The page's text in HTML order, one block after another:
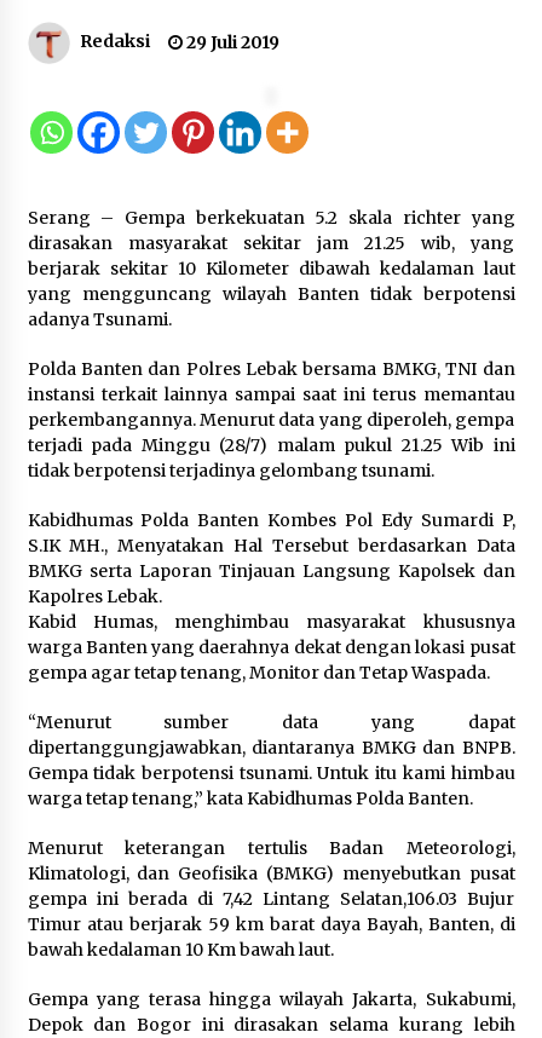
Dukung Ekosistem Kendaraan
Listrik, Wapres Dorong Link and
5 Agustus 2026
Marak Kecelakaan Kapal, Puan
Soroti Minimnya Faktor Keamanan
Transportasi Laut
5 Agustus 2026
Di Forum Internasional Majelis
Persaudaraan Manusia, Megawati
Soekarnoputri Tegaskan
Kepemimpinan Perempuan Bukan
Dominasi, Tapi Merawat Dan
Merangkul
5 Agustus 2026
NTT, Ahmad Ali: Karya dan
Pengabdiannya Masih Dirasakan
Masyarakat
Respons Cepat Aduan Warga, Wali
Kota Serang Bantu Bedah Rumah
Bantuan Rp30 Juta
5 Agustus 2026
Wali Kota Serang Budi Rustandi
Pemenang Sayembara Logo HUT ke-
19 Kota Serang
Redaksi 29 Juli 2019
Serang – Gempa berkekuatan 5.2 skala richter yang
dirasakan masyarakat sekitar jam 21.25 wib, yang
berjarak sekitar 10 Kilometer dibawah kedalaman laut
yang mengguncang wilayah Banten tidak berpotensi
adanya Tsunami.
Polda Banten dan Polres Lebak bersama BMKG, TNI dan
instansi terkait lainnya sampai saat ini terus memantau
perkembangannya. Menurut data yang diperoleh, gempa
terjadi pada Minggu (28/7) malam pukul 21.25 Wib ini
tidak berpotensi terjadinya gelombang tsunami.
Kabidhumas Polda Banten Kombes Pol Edy Sumardi P,
S.IK MH., Menyatakan Hal Tersebut berdasarkan Data
BMKG serta Laporan Tinjauan Langsung Kapolsek dan
Kapolres Lebak.
Kabid Humas, menghimbau masyarakat khususnya
warga Banten yang daerahnya dekat dengan lokasi pusat
gempa agar tetap tenang, Monitor dan Tetap Waspada.
“Menurut sumber data yang dapat
dipertanggungjawabkan, diantaranya BMKG dan BNPB.
Gempa tidak berpotensi tsunami. Untuk itu kami himbau
warga tetap tenang,” kata Kabidhumas Polda Banten.
Menurut keterangan tertulis Badan Meteorologi,
Klimatologi, dan Geofisika (BMKG) menyebutkan pusat
gempa ini berada di 7,42 Lintang Selatan,106.03 Bujur
Timur atau berjarak 59 km barat daya Bayah, Banten, di
bawah kedalaman 10 Km bawah laut.
Gempa yang terasa hingga wilayah Jakarta, Sukabumi,
Depok dan Bogor ini dirasakan selama kurang lebih